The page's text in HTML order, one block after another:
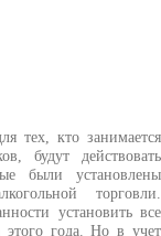
тех, кто занимается
будут действовать
были установлены
торговли.
установить все
года. Но в учет